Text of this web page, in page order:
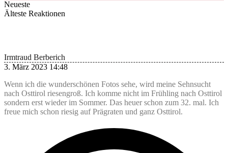
Neueste
Älteste Reaktionen
Irmtraud Berberich
3. März 2023 14:48
Wenn ich die wunderschönen Fotos sehe, wird meine Sehnsucht
nach Osttirol riesengroß. Ich komme nicht im Frühling nach Osttirol
sondern erst wieder im Sommer. Das heuer schon zum 32. mal. Ich
freue mich schon riesig auf Prägraten und ganz Osttirol.